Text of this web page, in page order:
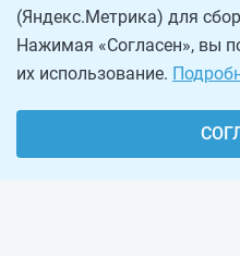
(Яндекс.Метрика) для
Нажимая «Согласен», вы
их использование.